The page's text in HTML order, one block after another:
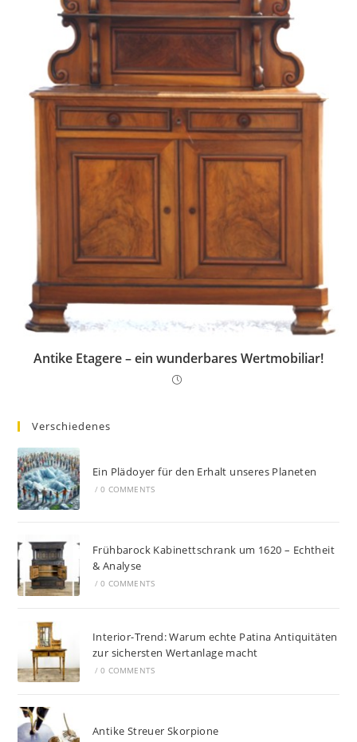
Antike Etagere – ein wunderbares Wertmobiliar!
Verschiedenes
Ein Plädoyer für den Erhalt unseres Planeten
/ 0 COMMENTS
Frühbarock Kabinettschrank um 1620 – Echtheit
& Analyse
/ 0 COMMENTS
Interior-Trend: Warum echte Patina Antiquitäten
zur sichersten Wertanlage macht
/ 0 COMMENTS
Antike Streuer Skorpione